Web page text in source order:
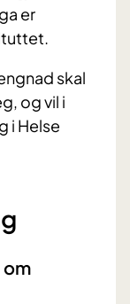
er
skal
og vil i
i Helse
om